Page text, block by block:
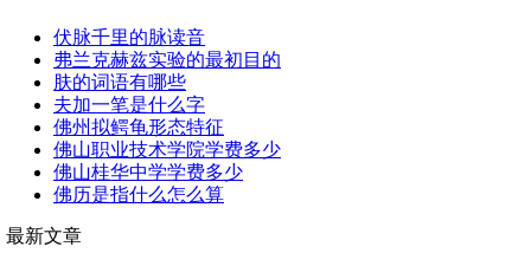
伏脉千里的脉读音
弗兰克赫兹实验的最初目的
肤的词语有哪些
夫加一笔是什么字
佛州拟鳄龟形态特征
佛山职业技术学院学费多少
佛山桂华中学学费多少
佛历是指什么怎么算
最新文章